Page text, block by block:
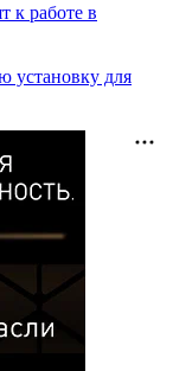
к работе в
установку для